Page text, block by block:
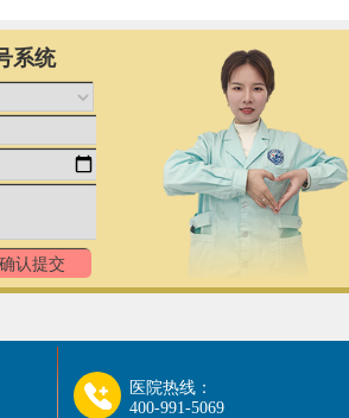
系统
医院热线：
400-991-5069